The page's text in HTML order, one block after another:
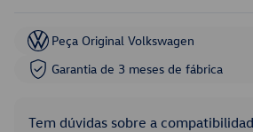
Peça Original Volkswagen
Garantia de 3 meses de fábrica
Tem dúvidas sobre a